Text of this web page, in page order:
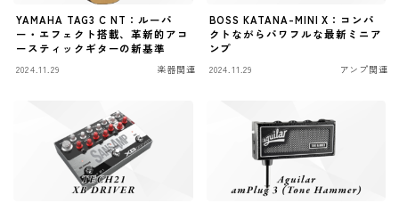
エフェクター全般
ディストーション
オーバードライブ
ディレイ
リバーブ
ブースター
YAMAHA TAG3 C NT：ルーパ
ー・エフェクト搭載、革新的アコ
ースティックギターの新基準
2024.11.29 楽器関連
BOSS KATANA-MINI X：コンパ
クトながらパワフルな最新ミニア
ンプ
2024.11.29 アンプ関連